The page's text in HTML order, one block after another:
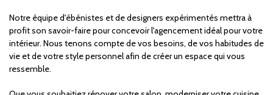
Notre équipe d'ébénistes et de designers expérimentés mettra à
profit son savoir-faire pour concevoir l'agencement idéal pour votre
intérieur. Nous tenons compte de vos besoins, de vos habitudes de
vie et de votre style personnel afin de créer un espace qui vous
ressemble.